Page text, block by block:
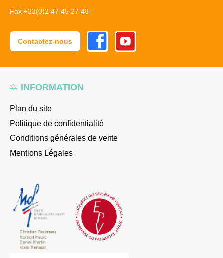
INFORMATION
Plan du site
Politique de confidentialité
Conditions générales de vente
Mentions Légales
Fax +33(0)2 47 45 27 48
Contactez-nous
FacebookYoutube